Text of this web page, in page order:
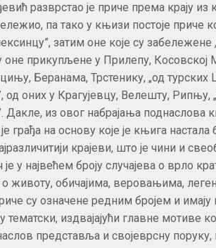
разврстао је приче према крају из
па тако у књизи постоје приче
затим оне које су
оне прикупљене у Прилепу, Косовској
Беранама, Трстенику, „од турских
од оних у Крагујевцу, Велешту, Рипњу,
Дакле, из овог набрајања
грађа на основу које је књига настала
крајеви, што је чини и
у највећем броју случајева о врло
животу, обичајима, веровањима,
су означене редним бројем и имају
тематски, издвајајући главне мотиве
представља и својеврсну поруку,